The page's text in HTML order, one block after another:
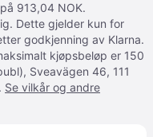
913,04 NOK.
Dette gjelder kun for
godkjenning av Klarna.
kjøpsbeløp er 150
Sveavägen 46, 111
Se vilkår og andre